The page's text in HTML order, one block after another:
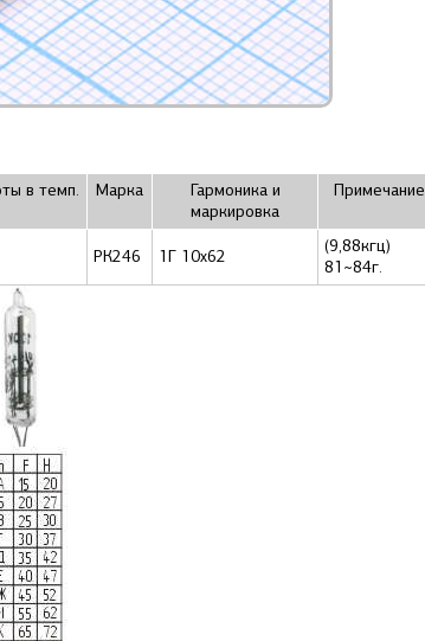
в темп.
Маркa
Гармоника и
маркировка
Примечание
РК246 1Г 10x62
(9,88кгц)
81~84г.